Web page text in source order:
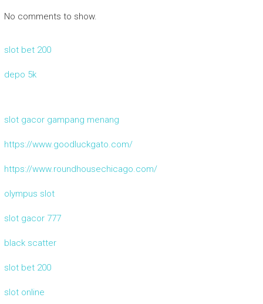
No comments to show.
slot bet 200
depo 5k
slot gacor gampang menang
https://www.goodluckgato.com/
https://www.roundhousechicago.com/
olympus slot
slot gacor 777
black scatter
slot bet 200
slot online